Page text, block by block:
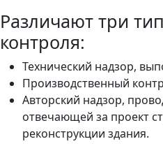
Различают три
контроля:
Технический надзор,
Производственный
Авторский надзор,
отвечающей за проект
реконструкции здания.